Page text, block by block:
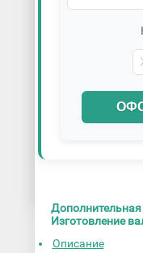
Изготовление
Описание